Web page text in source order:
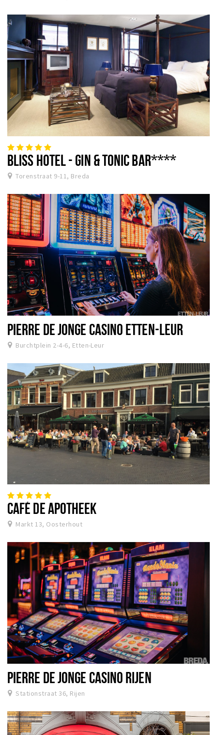
BLISS HOTEL - GIN & TONIC BAR****
Torenstraat 9-11, Breda
PIERRE DE JONGE CASINO ETTEN-LEUR
Burchtplein 2-4-6, Etten-Leur
CAFÉ DE APOTHEEK
Markt 13, Oosterhout
PIERRE DE JONGE CASINO RIJEN
Stationstraat 36, Rijen